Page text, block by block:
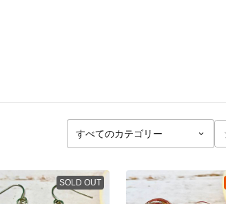
SOLD OUT